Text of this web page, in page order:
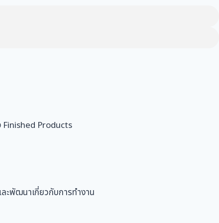
Products
ะพัฒนาเกี่ยวกับการทำงาน